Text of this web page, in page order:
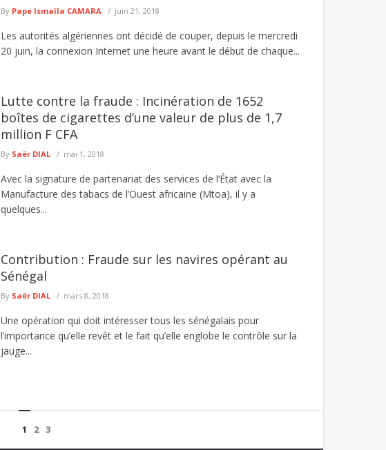
By Pape Ismaïla CAMARA juin 21, 2018
Les autorités algériennes ont décidé de couper, depuis le mercredi
20 juin, la connexion Internet une heure avant le début de chaque...
Lutte contre la fraude : Incinération de 1652
boîtes de cigarettes d’une valeur de plus de 1,7
million F CFA
By Saër DIAL mai 1, 2018
Avec la signature de partenariat des services de l’État avec la
Manufacture des tabacs de l’Ouest africaine (Mtoa), il y a
quelques...
Contribution : Fraude sur les navires opérant au
Sénégal
By Saër DIAL mars 8, 2018
Une opération qui doit intéresser tous les sénégalais pour
l’importance qu’elle revêt et le fait qu’elle englobe le contrôle sur la
jauge...
1 2 3